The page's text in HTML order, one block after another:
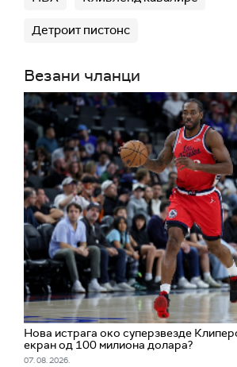
Детроит пистонс
Везани чланци
Нова истрага око суперзвезде
екран од 100 милиона долара?
07. 08. 2026.